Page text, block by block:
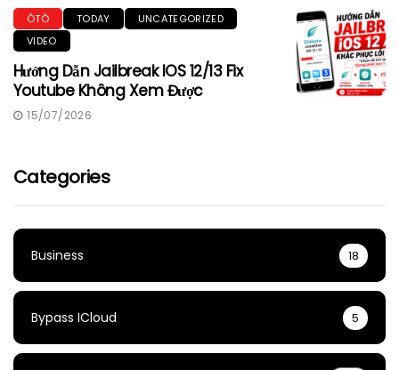
ÔTÔ TODAY
UNCATEGORIZED
VIDEO
Hướng Dẫn Jailbreak IOS 12/13 Fix
Youtube Không Xem Được
15/07/2026
Categories
Business 18
Bypass ICloud 5